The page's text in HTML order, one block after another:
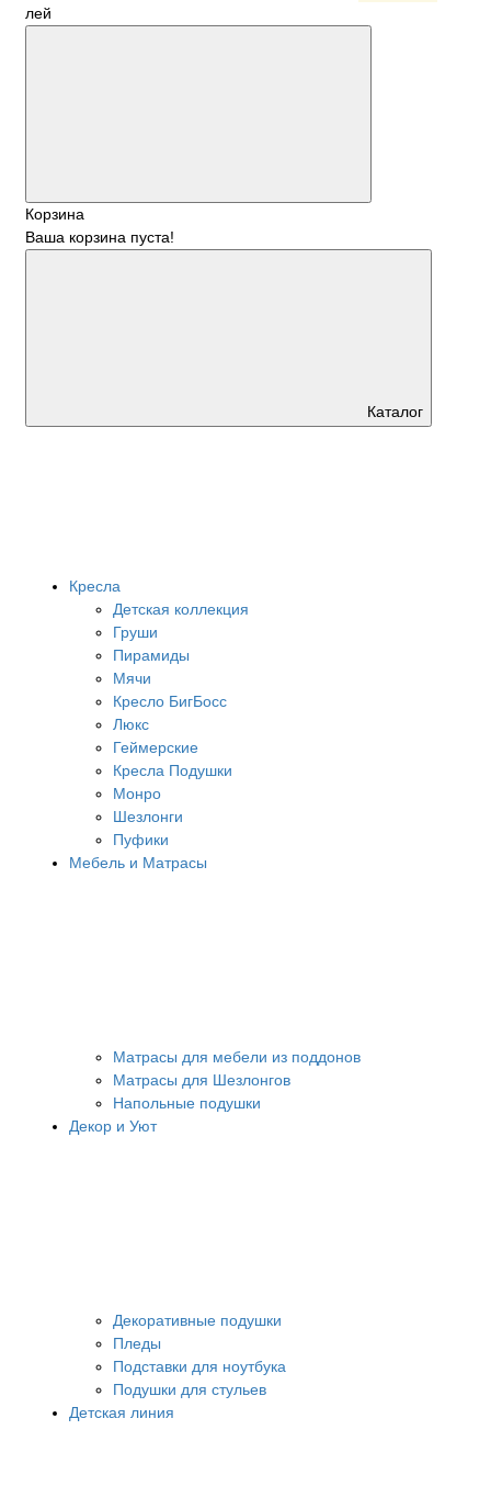
лей
Корзина
Ваша корзина пуста!
Каталог
Кресла
Детская коллекция
Груши
Пирамиды
Мячи
Кресло БигБосс
Люкс
Геймерские
Кресла Подушки
Монро
Шезлонги
Пуфики
Мебель и Матрасы
Матрасы для мебели из поддонов
Матрасы для Шезлонгов
Напольные подушки
Декор и Уют
Декоративные подушки
Пледы
Подставки для ноутбука
Подушки для стульев
Детская линия